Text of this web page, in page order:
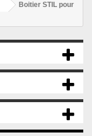
Boitier STIL pour